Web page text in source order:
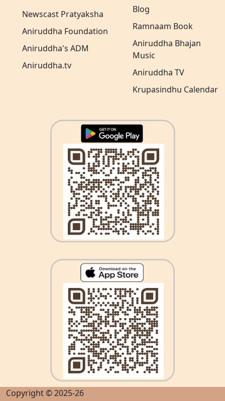
Newscast Pratyaksha
Aniruddha Foundation
Aniruddha's ADM
Aniruddha.tv
Blog
Ramnaam Book
Aniruddha Bhajan
Music
Aniruddha TV
Krupasindhu Calendar
Copyright © 2025-26